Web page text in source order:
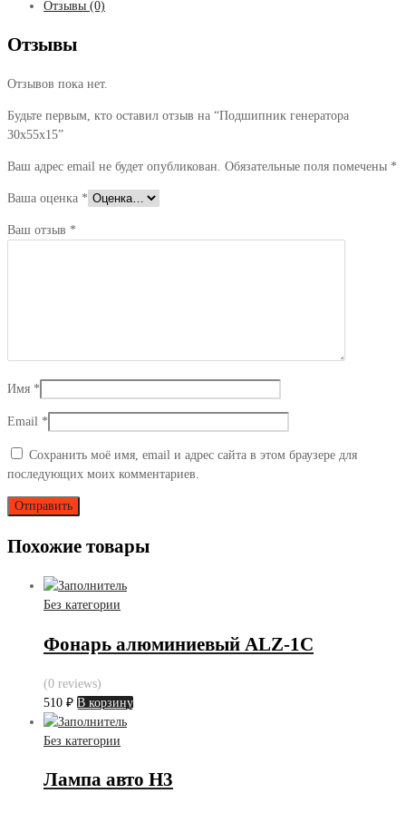
Отзывы (0)
Отзывы
Отзывов пока нет.
Будьте первым, кто оставил отзыв на “Подшипник генератора
30x55x15”
Ваш адрес email не будет опубликован. Обязательные поля помечены *
Ваша оценка *
Ваш отзыв *
Имя *
Email *
Сохранить моё имя, email и адрес сайта в этом браузере для
последующих моих комментариев.
Похожие товары
Без категории
Фонарь алюминиевый ALZ-1C
(0 reviews)
510 ₽ В корзину
Без категории
Лампа авто H3